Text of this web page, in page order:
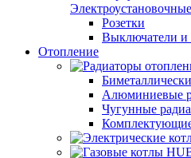
Розетки
Выключатели и
Отопление
Алюминиевые
Чугунные